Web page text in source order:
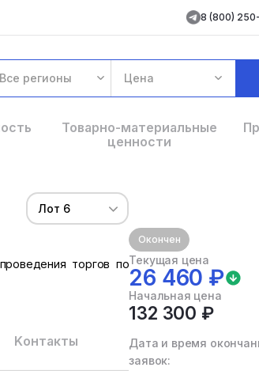
8 (800)
Все регионы Цена
Товарно-материальные
ценности
Лот 6
торгов по
Kонтакты
Окончен
Текущая цена
26 460 ₽
Начальная цена
132 300 ₽
Дата и время
заявок: